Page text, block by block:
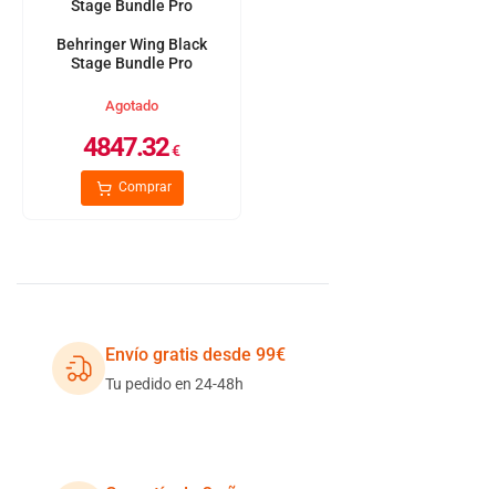
Behringer Wing Black
Stage Bundle Pro
Agotado
4847.32€
Comprar
Envío gratis desde 99€
Tu pedido en 24-48h